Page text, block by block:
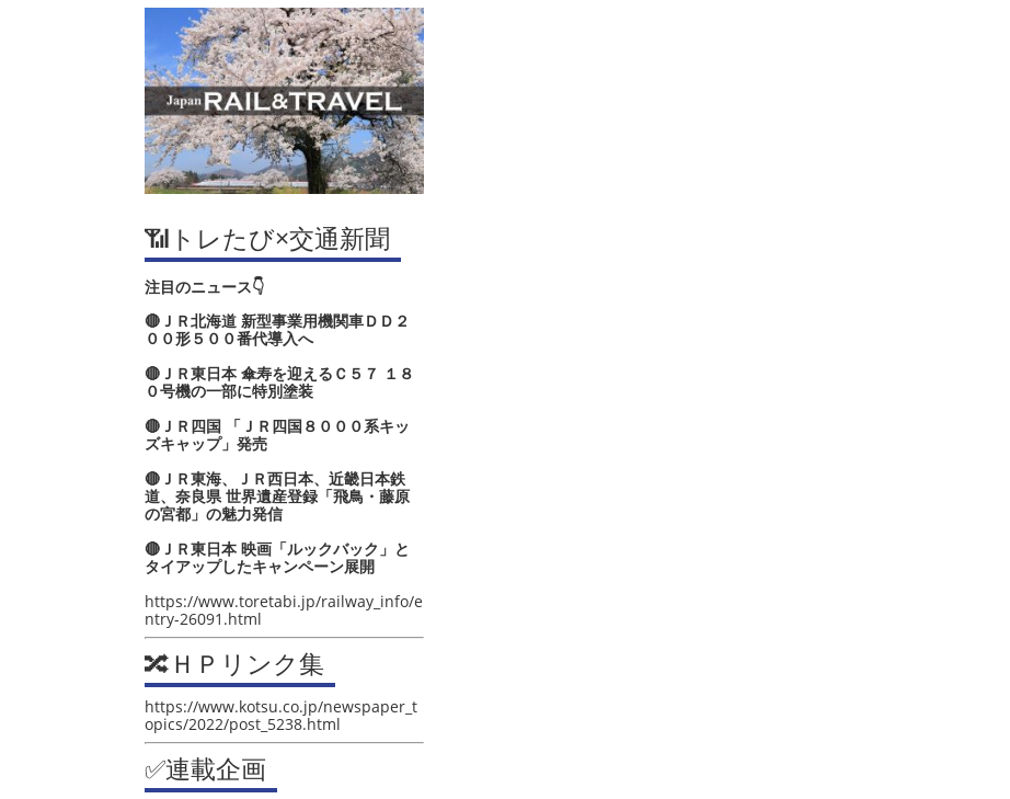
📶トレたび×交通新聞
注目のニュース👇
🔴ＪＲ北海道 新型事業用機関車ＤＤ２
００形５００番代導入へ
🔴ＪＲ東日本 傘寿を迎えるＣ５７ １８
０号機の一部に特別塗装
🔴ＪＲ四国 「ＪＲ四国８０００系キッ
ズキャップ」発売
🔴ＪＲ東海、ＪＲ西日本、近畿日本鉄
道、奈良県 世界遺産登録「飛鳥・藤原
の宮都」の魅力発信
🔴ＪＲ東日本 映画「ルックバック」と
タイアップしたキャンペーン展開
https://www.toretabi.jp/railway_info/e
ntry-26091.html
🔀ＨＰリンク集
https://www.kotsu.co.jp/newspaper_t
opics/2022/post_5238.html
✅連載企画